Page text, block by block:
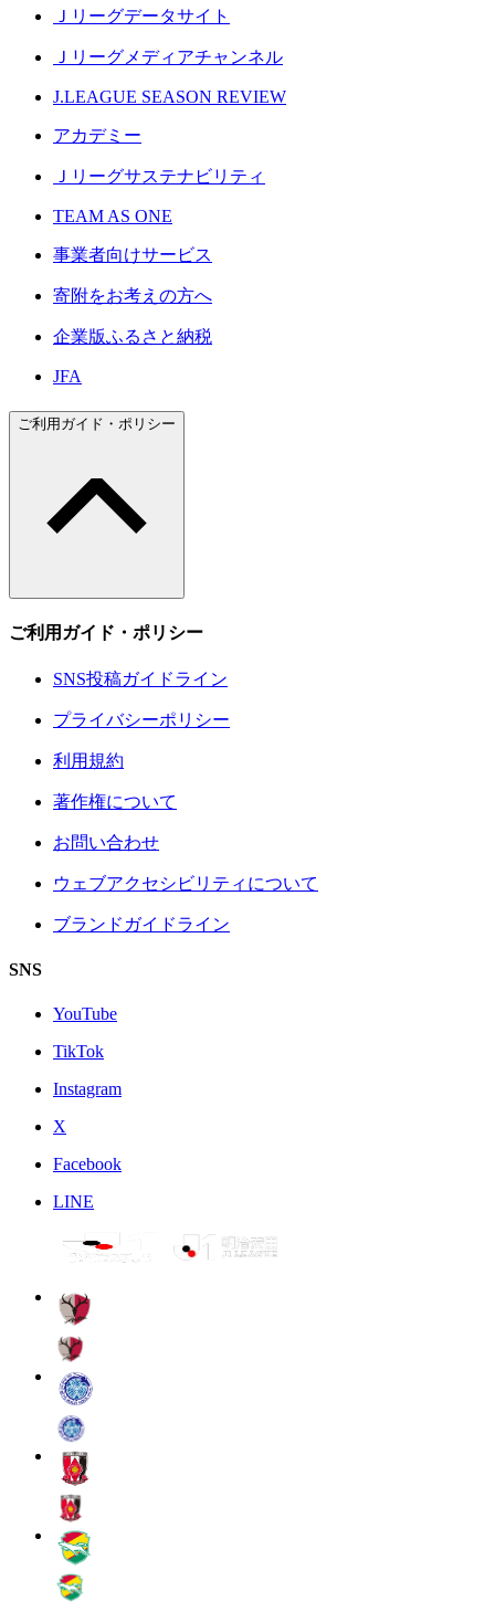
Ｊリーグデータサイト
Ｊリーグメディアチャンネル
J.LEAGUE SEASON REVIEW
アカデミー
Ｊリーグサステナビリティ
TEAM AS ONE
事業者向けサービス
寄附をお考えの方へ
企業版ふるさと納税
JFA
ご利用ガイド・ポリシー
ご利用ガイド・ポリシー
SNS投稿ガイドライン
プライバシーポリシー
利用規約
著作権について
お問い合わせ
ウェブアクセシビリティについて
ブランドガイドライン
SNS
YouTube
TikTok
Instagram
X
Facebook
LINE